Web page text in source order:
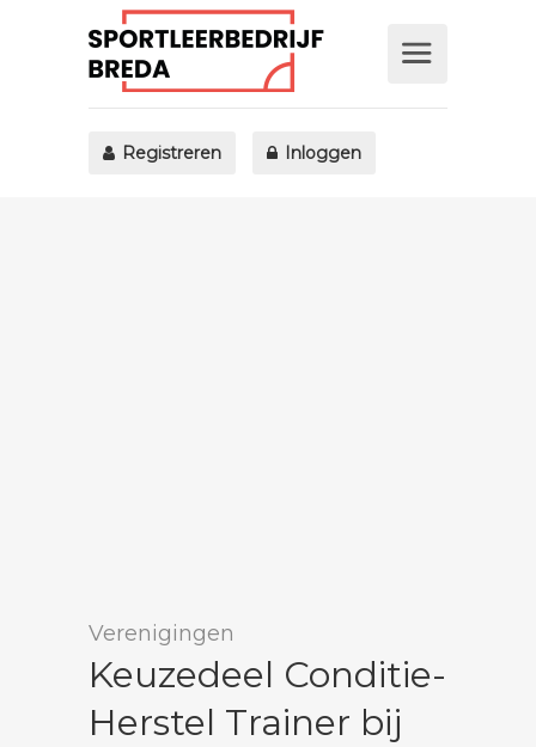
Registreren Inloggen
Verenigingen
Keuzedeel Conditie-
Herstel Trainer bij